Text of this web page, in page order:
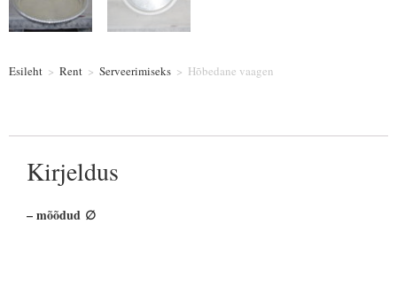
Esileht > Rent > Serveerimiseks > Hõbedane vaagen
Kirjeldus
– mõõdud ∅